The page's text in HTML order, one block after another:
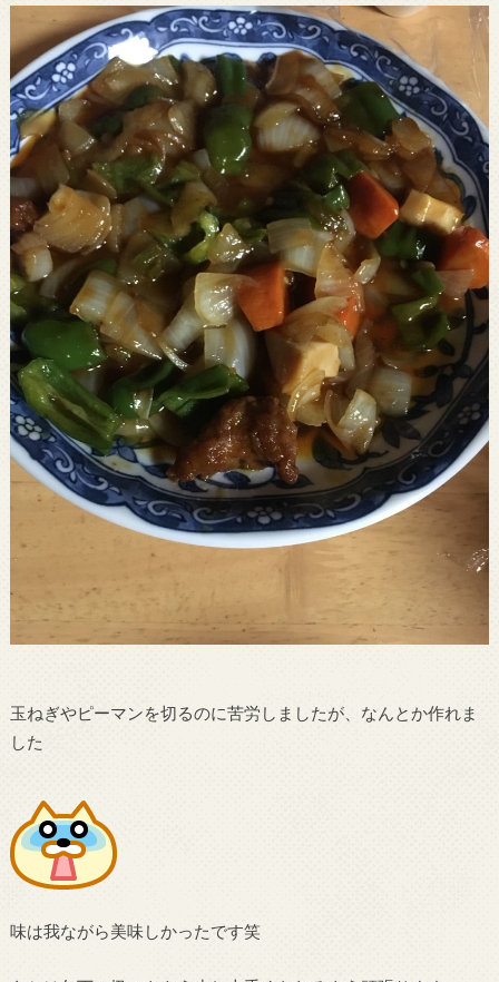
玉ねぎやピーマンを切るのに苦労しましたが、なんとか作れま
した
味は我ながら美味しかったです笑